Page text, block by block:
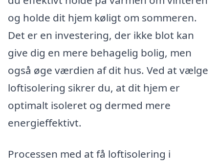
og holde dit hjem køligt om sommeren.
Det er en investering, der ikke blot kan
give dig en mere behagelig bolig, men
også øge værdien af dit hus. Ved at vælge
loftisolering sikrer du, at dit hjem er
optimalt isoleret og dermed mere
energieffektivt.
Processen med at få loftisolering i